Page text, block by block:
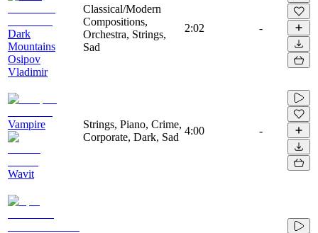
Dark
Mountains
Osipov
Vladimir
Classical/Modern
Compositions,
Orchestra, Strings,
Sad
2:02 -
Vampire
Wavit
Strings, Piano, Crime,
Corporate, Dark, Sad
4:00 -